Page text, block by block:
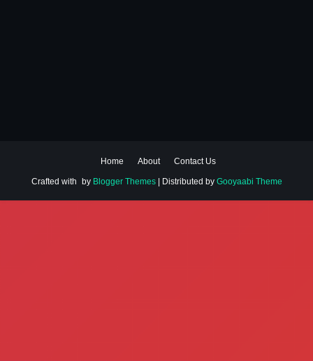
Home About Contact Us
Crafted with by Blogger Themes| Distributed by Gooyaabi Theme